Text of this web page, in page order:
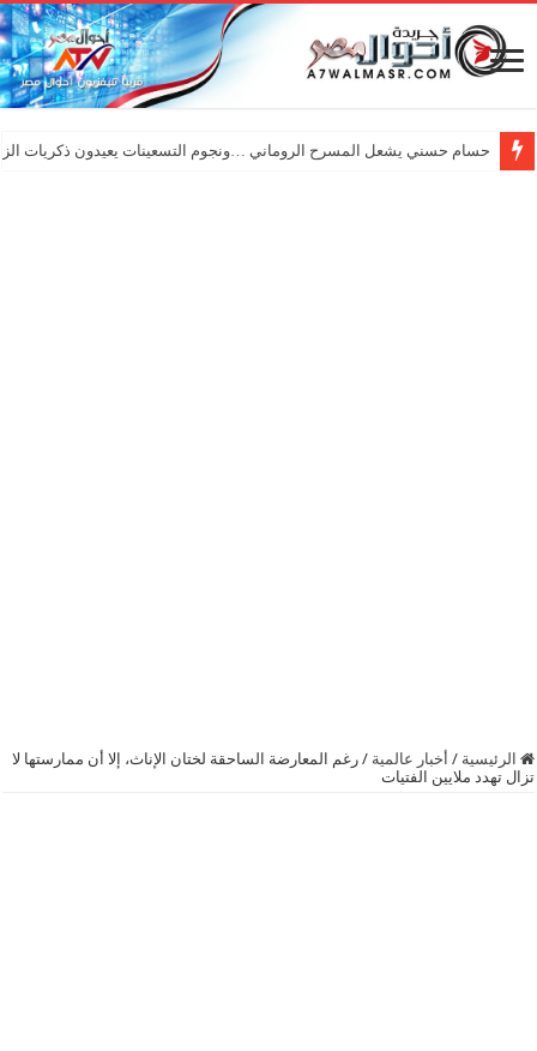
حسام حسني يشعل المسرح الروماني …ونجوم التسعينات يعيدون ذكريات
الرئيسية / أخبار عالمية / رغم المعارضة الساحقة لختان الإناث، إلا أن ممارستها لا
تزال تهدد ملايين الفتيات